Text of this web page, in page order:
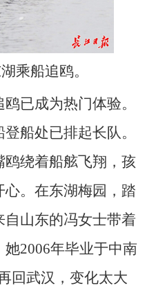
乘船追鸥。
已成为热门体验。
船处已排起长队。
绕着船舷飞翔，孩
。在东湖梅园，踏
山东的冯女士带着
2006年毕业于中南
回武汉，变化太大